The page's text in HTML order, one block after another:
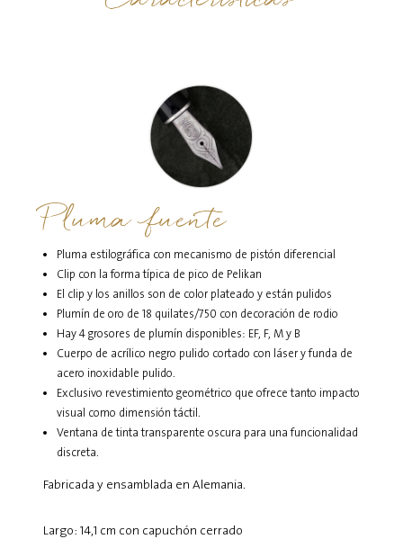
Pluma fuente
Pluma estilográfica con mecanismo de pistón diferencial
Clip con la forma típica de pico de Pelikan
El clip y los anillos son de color plateado y están pulidos
Plumín de oro de 18 quilates/750 con decoración de rodio
Hay 4 grosores de plumín disponibles: EF, F, M y B
Cuerpo de acrílico negro pulido cortado con láser y funda de
acero inoxidable pulido.
Exclusivo revestimiento geométrico que ofrece tanto impacto
visual como dimensión táctil.
Ventana de tinta transparente oscura para una funcionalidad
discreta.
Fabricada y ensamblada en Alemania.
Largo: 14,1 cm con capuchón cerrado